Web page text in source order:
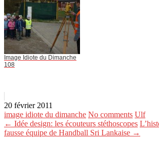
Image Idiote du Dimanche
108
20 février 2011
image idiote du dimanche No comments Ulf
← Idée design: les écouteurs stéthoscopes
fausse équipe de Handball Sri Lankaise →